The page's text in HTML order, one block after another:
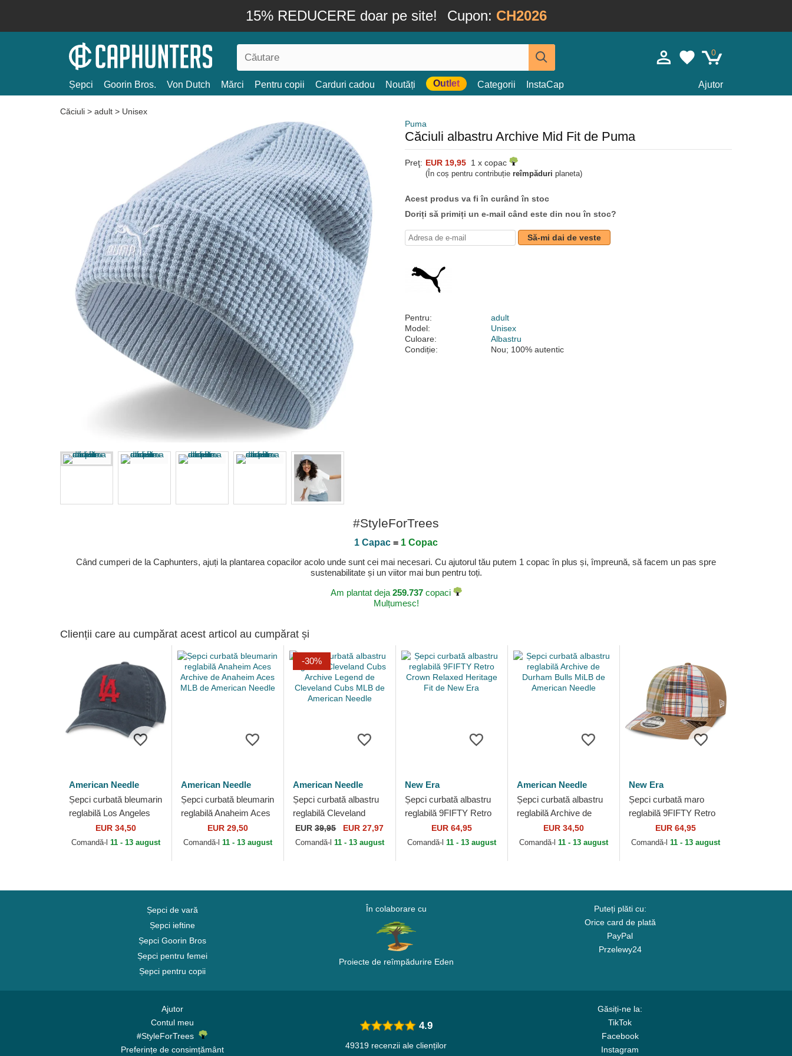
15% REDUCERE doar pe site! Cupon: CH2026
0
Șepci Goorin Bros. Von Dutch Mărci Pentru copii Carduri cadou Noutăți Outlet Categorii InstaCap Ajutor
Căciuli > adult > Unisex
Puma
Căciuli albastru Archive Mid Fit de Puma
Preţ: EUR 19,95 1 x copac
(În coș pentru contribuție reîmpăduri planeta)
Acest produs va fi în curând în stoc
Doriți să primiți un e-mail când este din nou în stoc?
Să-mi dai de veste
Pentru:
adult
Model:
Unisex
Culoare:
Albastru
Condiție:
Nou; 100% autentic
#StyleForTrees
1 Capac = 1 Copac
Când cumperi de la Caphunters, ajuți la plantarea copacilor acolo unde sunt cei mai necesari. Cu ajutorul tău putem 1 copac în plus și, împreună, să facem un pas spre
sustenabilitate și un viitor mai bun pentru toți.
Am plantat deja 259.737copaci
Mulțumesc!
Clienții care au cumpărat acest articol au cumpărat și
American Needle
Șepci curbată bleumarin
reglabilă Los Angeles
Angels Archive de Los
Angeles Angels MLB
EUR 34,50
Comandă-l 11 - 13 august
American Needle
Șepci curbată bleumarin
reglabilă Anaheim Aces
Archive de Anaheim
Aces MLB de American
EUR 29,50
Comandă-l 11 - 13 august
-30%
American Needle
Șepci curbată albastru
reglabilă Cleveland
Cubs Archive Legend
de Cleveland Cubs MLB
EUR39,95 EUR 27,97
Comandă-l 11 - 13 august
New Era
Șepci curbată albastru
reglabilă 9FIFTY Retro
Crown Relaxed
Heritage Fit de New Era
EUR 64,95
Comandă-l 11 - 13 august
American Needle
Șepci curbată albastru
reglabilă Archive de
Durham Bulls MiLB de
American Needle
EUR 34,50
Comandă-l 11 - 13 august
New Era
Șepci curbată maro
reglabilă 9FIFTY Retro
Crown Relaxed Heritage
Fit de New Era
EUR 64,95
Comandă-l11 - 13 august
Șepci de vară
Șepci ieftine
Șepci Goorin Bros
Șepci pentru femei
Șepci pentru copii
În colaborare cu
Proiecte de reîmpădurire Eden
Puteți plăti cu:
Orice card de plată
PayPal
Przelewy24
Ajutor
Contul meu
#StyleForTrees
Preferințe de consimțământ
Găsiți-ne la:
TikTok
Facebook
Instagram
4.9
49319 recenzii ale clienților